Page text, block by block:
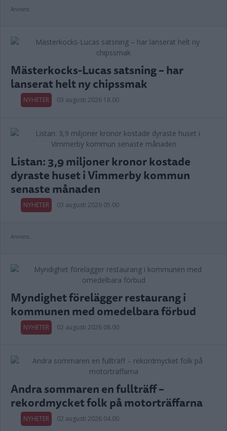
Annons:
Mästerkocks-Lucas satsning – har
lanserat helt ny chipssmak
NYHETER 03 augusti 2026 18.00
Listan: 3,9 miljoner kronor kostade
dyraste huset i Vimmerby kommun
senaste månaden
NYHETER 03 augusti 2026 05.00
Annons:
Myndighet förelägger restaurang i
kommunen med omedelbara förbud
NYHETER 02 augusti 2026 08.00
Andra sommaren en fullträff –
rekordmycket folk på motorträffarna
NYHETER 02 augusti 2026 04.00